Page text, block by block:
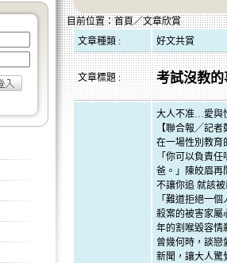
目前位置：首頁／文章欣賞
文章種類 :
好文共賞
文章標題 : 考試沒教
大人不准…愛與
【聯合報╱記者
在一場性別教育
「你可以負責
爸。」陳皎眉再
不讓你追 就該
「難道拒絕一
殺案的被害家屬
年的割喉毀容情
曾幾何時，談戀
新聞，讓大人驚